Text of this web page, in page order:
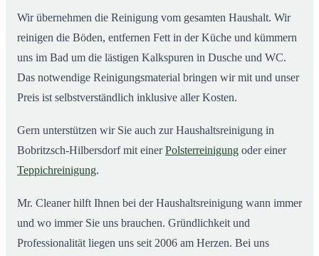
Wir übernehmen die Reinigung vom gesamten Haushalt. Wir
reinigen die Böden, entfernen Fett in der Küche und kümmern
uns im Bad um die lästigen Kalkspuren in Dusche und WC.
Das notwendige Reinigungsmaterial bringen wir mit und unser
Preis ist selbstverständlich inklusive aller Kosten.
Gern unterstützen wir Sie auch zur Haushaltsreinigung in
Bobritzsch-Hilbersdorf mit einerPolsterreinigung oder einer
Teppichreinigung.
Mr. Cleaner hilft Ihnen bei der Haushaltsreinigung wann immer
und wo immer Sie uns brauchen. Gründlichkeit und
Professionalität liegen uns seit 2006 am Herzen. Bei uns